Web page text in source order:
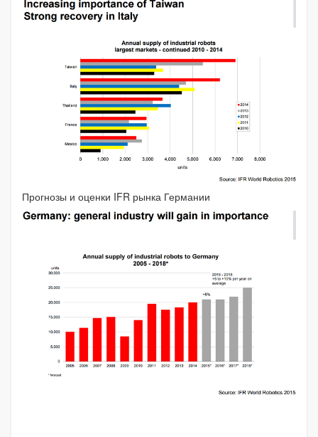
Прогнозы и оценки IFR рынка Германии